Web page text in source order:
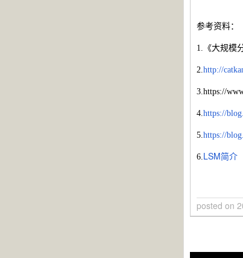
参考资料：
1.《大规模
2.http://
3.https://
4.https://
5.https://
6.LSM简介
posted on